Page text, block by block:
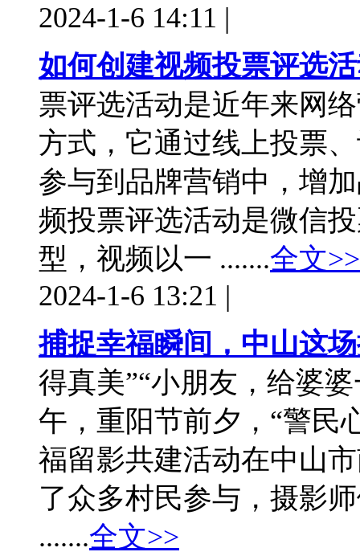
2024-1-6 14:11 |
如何创建视频投票评选
票评选活动是近年来网
方式，它通过线上投票
参与到品牌营销中，增
频投票评选活动是微信
型，视频以一 .......全文>>
2024-1-6 13:21 |
捕捉幸福瞬间，中山这
得真美”“小朋友，给婆
午，重阳节前夕，“警民
福留影共建活动在中山
了众多村民参与，摄影
.......全文>>